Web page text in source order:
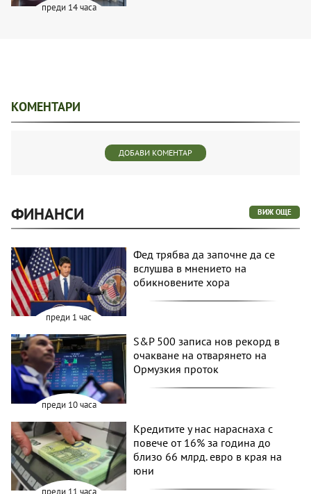
преди 14 часа
КОМЕНТАРИ
ДОБАВИ КОМЕНТАР
ФИНАНСИ ВИЖ ОЩЕ
преди 1 час
Фед трябва да започне да се
вслушва в мнението на
обикновените хора
преди 10 часа
S&P 500 записа нов рекорд в
очакване на отварянето на
Ормузкия проток
Кредитите у нас нараснаха с
повече от 16% за година до
близо 66 млрд. евро в края на
юни